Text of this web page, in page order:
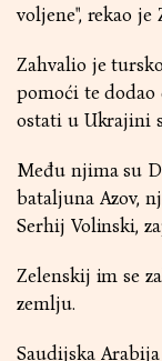
voljene", rekao je
Zahvalio je
pomoći te
ostati u Ukrajini
Među njima su
bataljuna Azov,
Serhij Volinski,
Zelenskij im se
zemlju.
Saudijska